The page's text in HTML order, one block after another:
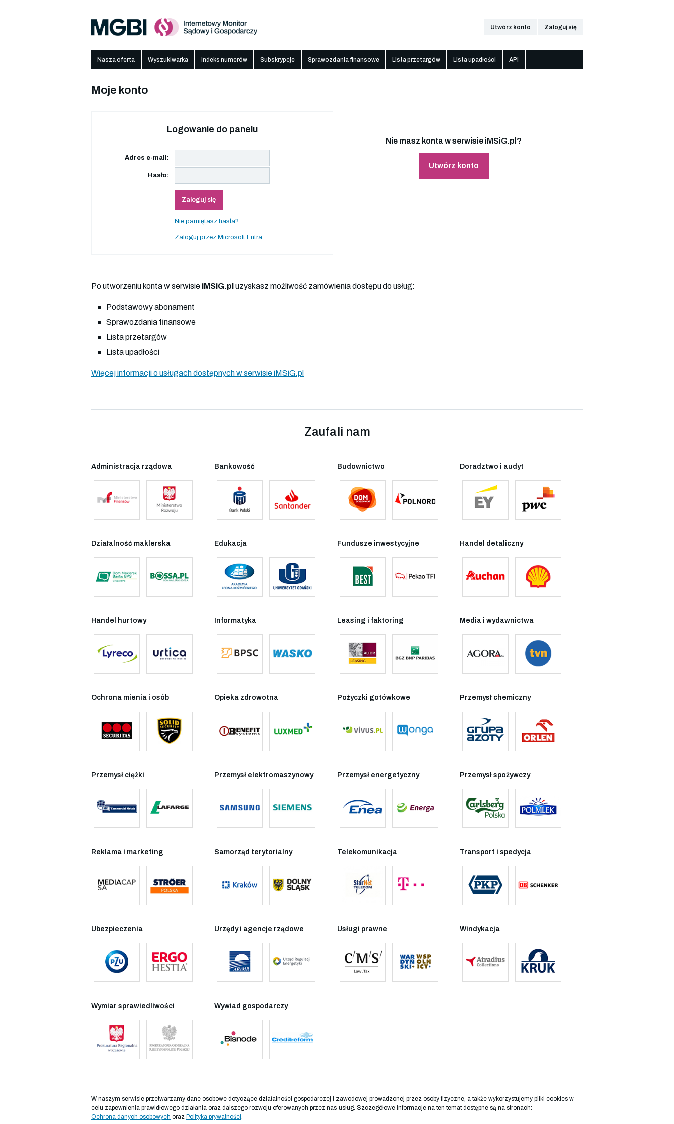
Utwórz konto Zaloguj się
Nasza oferta Wyszukiwarka Indeks numerów Subskrypcje Sprawozdania finansowe Lista przetargów Lista upadłości API
Moje konto
Logowanie do panelu
Adres e-mail:
Hasło:
Zaloguj się
Nie pamiętasz hasła?
Zaloguj przez Microsoft Entra
Nie masz konta w serwisie iMSiG.pl?
Utwórz konto
Po utworzeniu konta w serwisie iMSiG.pl uzyskasz możliwość zamówienia dostępu do usług:
Podstawowy abonament
Sprawozdania finansowe
Lista przetargów
Lista upadłości
Więcej informacji o usługach dostępnych w serwisie iMSiG.pl
Zaufali nam
Administracja rządowa Bankowość Budownictwo Doradztwo i audyt
Działalność maklerska Edukacja Fundusze inwestycyjne Handel detaliczny
Handel hurtowy Informatyka Leasing i faktoring Media i wydawnictwa
Ochrona mienia i osób Opieka zdrowotna Pożyczki gotówkowe Przemysł chemiczny
Przemysł ciężki Przemysł elektromaszynowy Przemysł energetyczny Przemysł spożywczy
Reklama i marketing Samorząd terytorialny Telekomunikacja Transport i spedycja
Ubezpieczenia Urzędy i agencje rządowe Usługi prawne Windykacja
Wymiar sprawiedliwości Wywiad gospodarczy
W naszym serwisie przetwarzamy dane osobowe dotyczące działalności gospodarczej i zawodowej prowadzonej przez osoby fizyczne, a także wykorzystujemy pliki cookies w
celu zapewnienia prawidłowego działania oraz dalszego rozwoju oferowanych przez nas usług. Szczegółowe informacje na ten temat dostępne są na stronach:
Ochrona danych osobowych oraz Polityka prywatności.